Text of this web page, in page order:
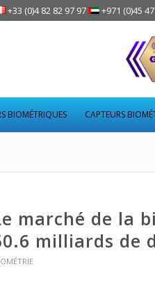
+33 (0)4 82 82 97 97 +971 (0)45
BIOMÉTRIQUES CAPTEURS
marché de la
milliards de